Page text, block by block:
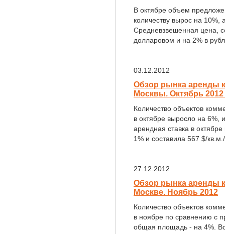
В октябре объем
количеству вырос на
Средневзвешенная цена,
долларовом и на 2% в
03.12.2012
Обзор рынка аренды
Москвы. Октябрь 2012
Количество объектов
в октябре выросло на
арендная ставка в
1% и составила 567 $/
27.12.2012
Обзор рынка аренды
Москве. Ноябрь 2012
Количество объектов
в ноябре по сравнению с
общая площадь - на 4%.